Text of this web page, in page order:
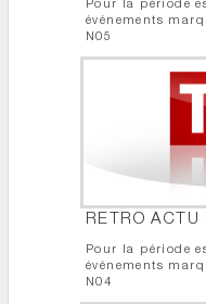
Pour la période
événements
N05
RETRO ACTU
Pour la période
événements
N04